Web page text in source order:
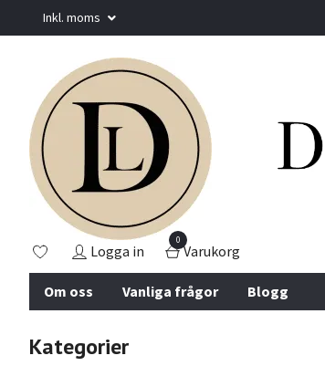
Inkl. moms
Logga in
0
Varukorg
Om oss Vanliga frågor Blogg
Kategorier